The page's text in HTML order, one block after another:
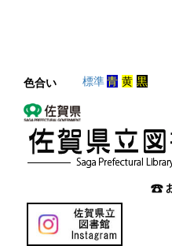
色合い 標準青 黄 黒